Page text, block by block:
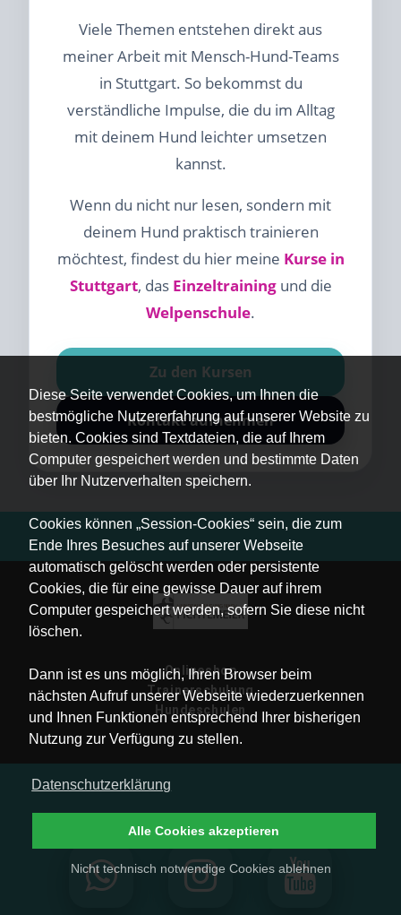
Diese Seite verwendet Cookies, um Ihnen die
bestmögliche Nutzererfahrung auf unserer Website zu
bieten. Cookies sind Textdateien, die auf Ihrem
Computer gespeichert werden und bestimmte Daten
über Ihr Nutzerverhalten speichern.
Cookies können „Session-Cookies“ sein, die zum
Ende Ihres Besuches auf unserer Webseite
automatisch gelöscht werden oder persistente
Cookies, die für eine gewisse Dauer auf ihrem
Computer gespeichert werden, sofern Sie diese nicht
löschen.
Dann ist es uns möglich, Ihren Browser beim
nächsten Aufruf unserer Webseite wiederzuerkennen
und Ihnen Funktionen entsprechend Ihrer bisherigen
Nutzung zur Verfügung zu stellen.
Datenschutzerklärung
Nicht technisch notwendige Cookies ablehnen
Alle Cookies akzeptieren
Viele Themen entstehen direkt aus
meiner Arbeit mit Mensch-Hund-Teams
in Stuttgart. So bekommst du
verständliche Impulse, die du im Alltag
mit deinem Hund leichter umsetzen
kannst.
Wenn du nicht nur lesen, sondern mit
deinem Hund praktisch trainieren
möchtest, findest du hier meine Kurse in
Stuttgart, das Einzeltrainingund die
Welpenschule.
Zu den Kursen
Kontakt aufnehmen
Onlineshop
Trainerschulung
Hundeschulen